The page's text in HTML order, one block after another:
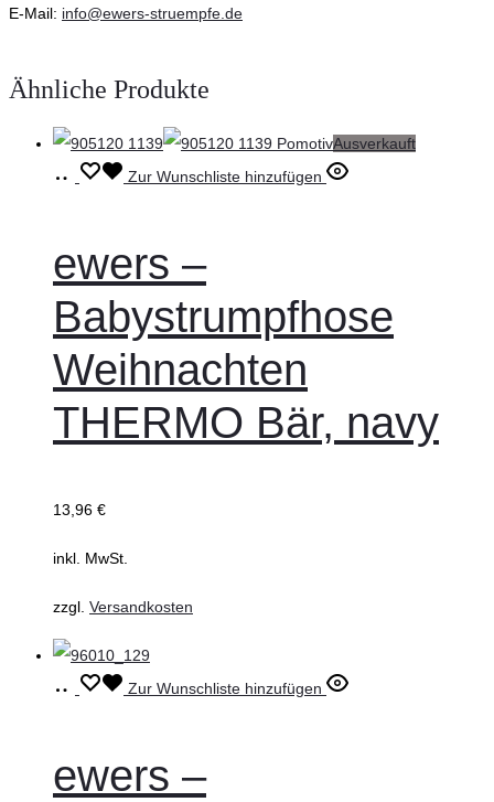
E-Mail: info@ewers-struempfe.de
Ähnliche Produkte
Ausverkauft
Ausführung
Dieses
mehrere
Varianten
auf.
Die
Optionen
können
der
werden
Zur Wunschliste hinzufügen
ewers –
Babystrumpfhose
Weihnachten
THERMO Bär, navy
13,96 €
inkl. MwSt.
zzgl. Versandkosten
Ausführung
Dieses
mehrere
Zur Wunschliste hinzufügen
ewers –